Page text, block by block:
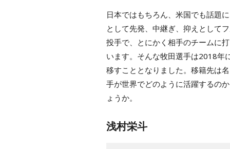
日本ではもちろん、米国でも話題
として先発、中継ぎ、抑えとして
投手で、とにかく相手のチームに
います。そんな牧田選手は2018年
移すこととなりました。移籍先は
手が世界でどのように活躍するの
ょうか。
浅村栄斗